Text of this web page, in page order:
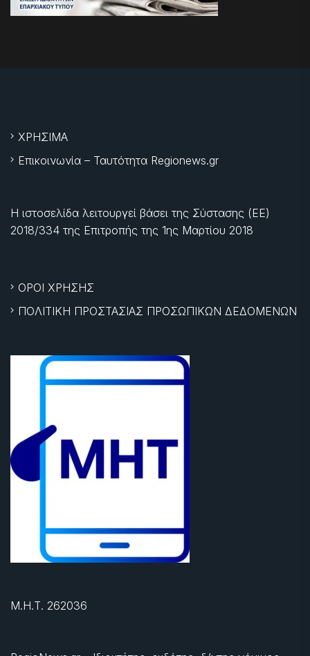
ΧΡΗΣΙΜΑ
Επικοινωνία – Ταυτότητα Regionews.gr
Η ιστοσελίδα λειτουργεί βάσει της Σύστασης (ΕΕ)
2018/334 της Επιτροπής της 1ης Μαρτίου 2018
ΟΡΟΙ ΧΡΗΣΗΣ
ΠΟΛΙΤΙΚΗ ΠΡΟΣΤΑΣΙΑΣ ΠΡΟΣΩΠΙΚΩΝ ΔΕΔΟΜΕΝΩΝ
Μ.Η.Τ. 262036